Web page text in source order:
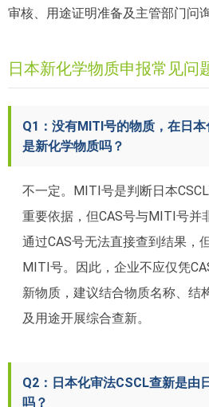
审核、用途证明准备及主管部门问
日本新化学物质申报常见问
Q1：没有MITI号的物质，在日
是新化学物质吗？
不一定。MITI号是判断日本
重要依据，但CAS号与MITI号并
通过CAS号无法直接查到结果，
MITI号。因此，企业不应仅凭
新物质，建议结合物质名称、结
及用途开展综合查新。
Q2：日本化审法CSCL查新是由
吗？